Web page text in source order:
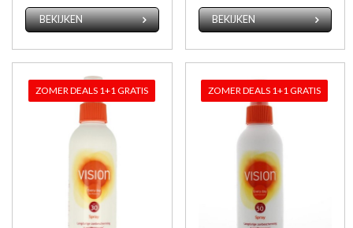
BEKIJKEN BEKIJKEN
ZOMER DEALS 1+1 GRATIS ZOMER DEALS 1+1 GRATIS